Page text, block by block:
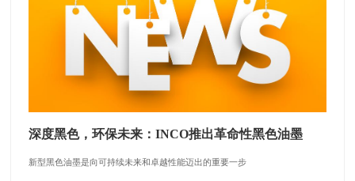
深度黑色，环保未来：INCO推出革命性黑色油墨
新型黑色油墨是向可持续未来和卓越性能迈出的重要一步